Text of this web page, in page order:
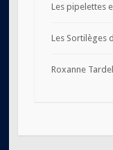
Les pipelettes
Les Sortilèges
Roxanne